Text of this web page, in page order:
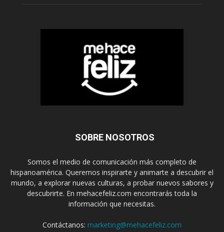
SOBRE NOSOTROS
Somos el medio de comunicación más completo de
hispanoamérica. Queremos inspirarte y animarte a descubrir el
mundo, a explorar nuevas culturas, a probar nuevos sabores y
descubrirte. En mehacefeliz.com encontrarás toda la
información que necesitas.
Contáctanos: marketing@mehacefeliz.com